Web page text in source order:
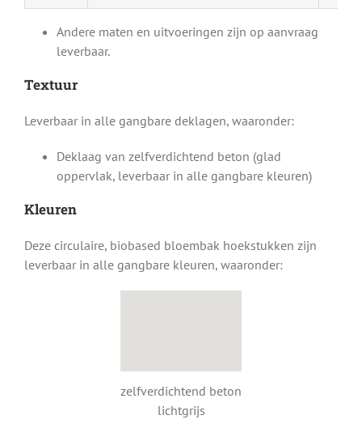
Andere maten en uitvoeringen zijn op aanvraag
leverbaar.
Textuur
Leverbaar in alle gangbare deklagen, waaronder:
Deklaag van zelfverdichtend beton (glad
oppervlak, leverbaar in alle gangbare kleuren)
Kleuren
Deze circulaire, biobased bloembak hoekstukken zijn
leverbaar in alle gangbare kleuren, waaronder:
zelfverdichtend beton
lichtgrijs